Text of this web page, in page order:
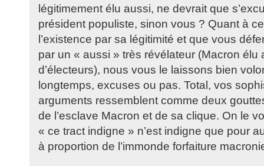
légitimement élu aussi, ne devrait que
président populiste, sinon vous ? Quant à
l’existence par sa légitimité et que vous
par un « aussi » très révélateur (Macron élu
d’électeurs), nous vous le laissons bien
longtemps, excuses ou pas. Total, vos
arguments ressemblent comme deux
de l’esclave Macron et de sa clique. On le
« ce tract indigne » n’est indigne que pour
à proportion de l’immonde forfaiture